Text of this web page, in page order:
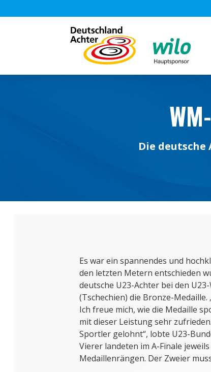
Die
Es war ein spannendes und
den letzten Metern entschieden
deutsche U23-Achter bei den
(Tschechien) die Bronze-Medaille.
Ich freue mich, wie die Medaille
mit dieser Leistung sehr
Sportler gelohnt“, lobte U23-
Vierer landeten im A-Finale
Medaillenrängen. Der Zweier